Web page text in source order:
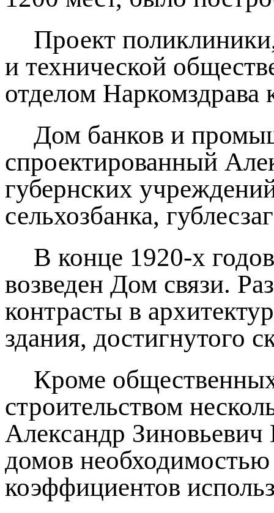
Проект
и технической
отделом Наркомздрава
Дом банков и
спроектированный
губернских
сельхозбанка,
В конце 1920-х
возведен Дом связи.
контрасты в
здания, достигнутого
Кроме
строительством
Александр
домов
коэффициентов